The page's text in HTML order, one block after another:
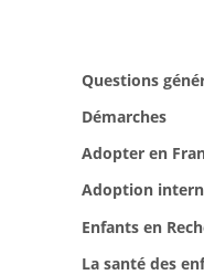
Questions
Démarches
Adopter en
Adoption
Enfants en
La santé des